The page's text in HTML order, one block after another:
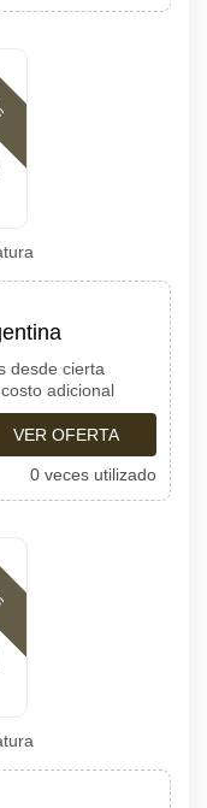
desde cierta
adicional
VER OFERTA
0 veces utilizado